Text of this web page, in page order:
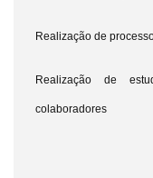
Realização de
Realização de
colaboradores